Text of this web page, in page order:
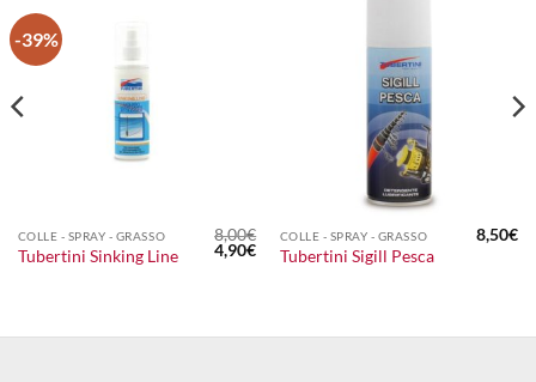
-39%
COLLE - SPRAY - GRASSO
Tubertini Sinking Line
8,00€
Il
prezzo
4,90€Il
prezzo
COLLE - SPRAY - GRASSO
Tubertini Sigill Pesca
8,50€